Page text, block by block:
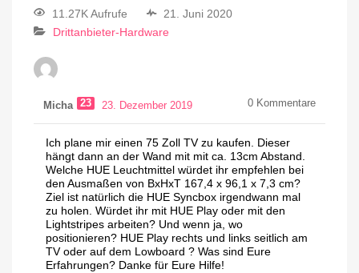
11.27K Aufrufe
21. Juni 2020
Drittanbieter-Hardware
Micha 23 23. Dezember 2019 0 Kommentare
Ich plane mir einen 75 Zoll TV zu kaufen. Dieser
hängt dann an der Wand mit mit ca. 13cm Abstand.
Welche HUE Leuchtmittel würdet ihr empfehlen bei
den Ausmaßen von BxHxT 167,4 x 96,1 x 7,3 cm?
Ziel ist natürlich die HUE Syncbox irgendwann mal
zu holen. Würdet ihr mit HUE Play oder mit den
Lightstripes arbeiten? Und wenn ja, wo
positionieren? HUE Play rechts und links seitlich am
TV oder auf dem Lowboard ? Was sind Eure
Erfahrungen? Danke für Eure Hilfe!